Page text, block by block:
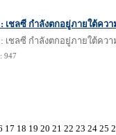
เชลซี กำลังตกอยู่ภายใต้คว
เชลซี กำลังตกอยู่ภายใต้คว
947
17 18 19 20 21 22 23 24 25